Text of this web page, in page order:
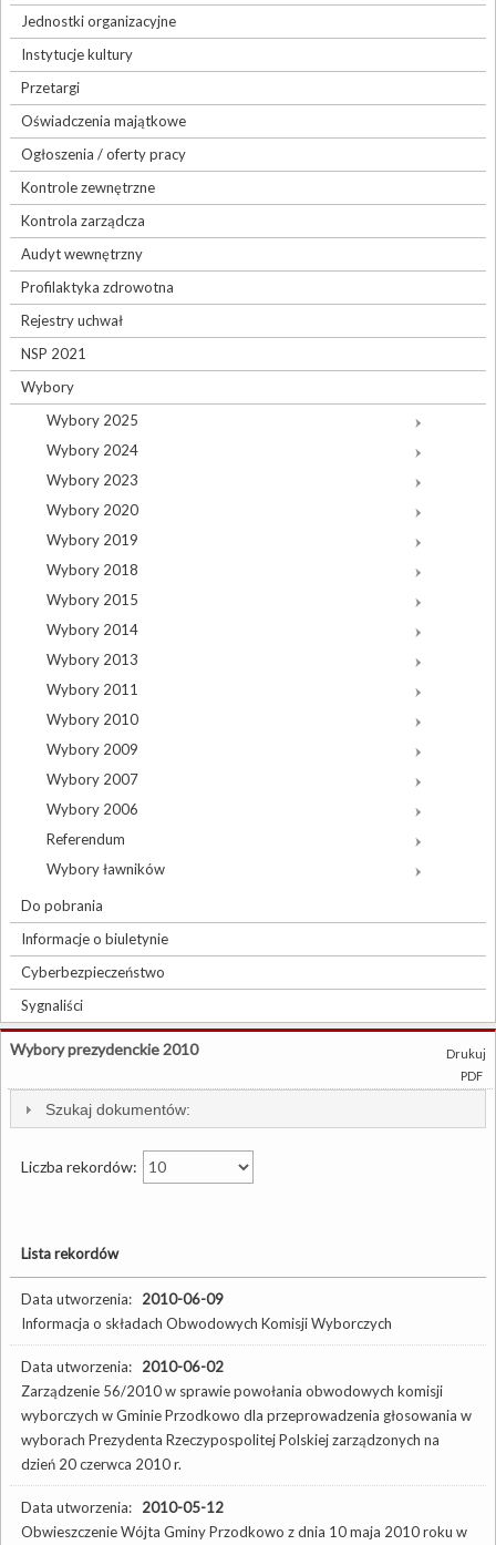
Jednostki organizacyjne
Instytucje kultury
Przetargi
Oświadczenia majątkowe
Ogłoszenia / oferty pracy
Kontrole zewnętrzne
Kontrola zarządcza
Audyt wewnętrzny
Profilaktyka zdrowotna
Rejestry uchwał
NSP 2021
Wybory
Wybory 2025
Wybory 2024
Wybory 2023
Wybory 2020
Wybory 2019
Wybory 2018
Wybory 2015
Wybory 2014
Wybory 2013
Wybory 2011
Wybory 2010
Wybory 2009
Wybory 2007
Wybory 2006
Referendum
Wybory ławników
Do pobrania
Informacje o biuletynie
Cyberbezpieczeństwo
Sygnaliści
Drukuj
PDF
Wybory prezydenckie 2010
Szukaj dokumentów:
Liczba rekordów:
Lista rekordów
Data utworzenia: 2010-06-09
Informacja o składach Obwodowych Komisji Wyborczych
Data utworzenia: 2010-06-02
Zarządzenie 56/2010 w sprawie powołania obwodowych komisji
wyborczych w Gminie Przodkowo dla przeprowadzenia głosowania w
wyborach Prezydenta Rzeczypospolitej Polskiej zarządzonych na
dzień 20 czerwca 2010 r.
Data utworzenia: 2010-05-12
Obwieszczenie Wójta Gminy Przodkowo z dnia 10 maja 2010 roku w